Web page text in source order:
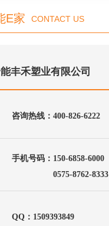
E家 CONTACT US
丰禾塑业有限公司
咨询热线：400-826-6222
手机号码：150-6858-6000
0575-8762-8333
QQ：1509393849